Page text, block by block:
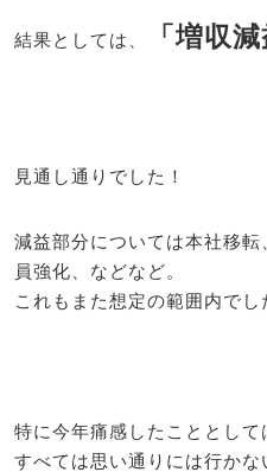
結果としては、 「増収減
見通し通りでした！
減益部分については本社移
員強化、などなど。
これもまた想定の範囲内でし
特に今年痛感したこととして
すべては思い通りには行かな